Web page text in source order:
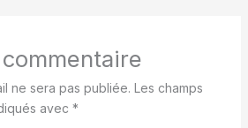
ne sera pas publiée. Les champs
avec *